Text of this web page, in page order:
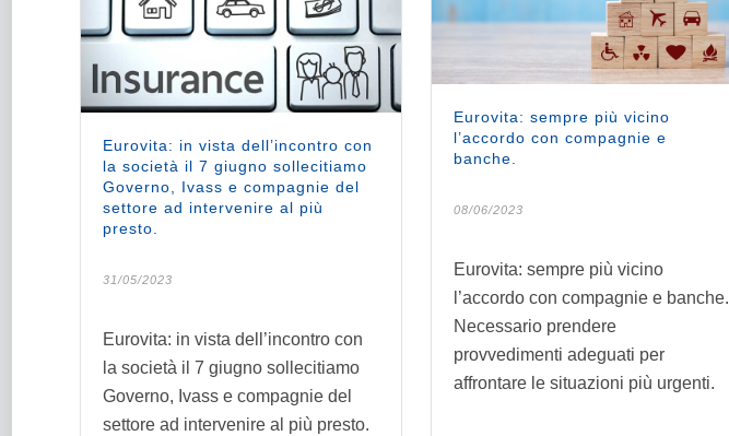
Eurovita: sempre più vicino
l’accordo con compagnie e
banche.
08/06/2023
Eurovita: sempre più vicino
l’accordo con compagnie e banche.
Necessario prendere
provvedimenti adeguati per
affrontare le situazioni più urgenti.
Eurovita: in vista dell’incontro con
la società il 7 giugno sollecitiamo
Governo, Ivass e compagnie del
settore ad intervenire al più
presto.
31/05/2023
Eurovita: in vista dell’incontro con
la società il 7 giugno sollecitiamo
Governo, Ivass e compagnie del
settore ad intervenire al più presto.